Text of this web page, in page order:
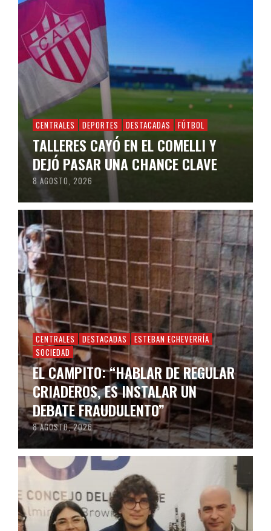
CENTRALES DEPORTES DESTACADAS FÚTBOL
TALLERES CAYÓ EN EL COMELLI Y
DEJÓ PASAR UNA CHANCE CLAVE
8 AGOSTO, 2026
CENTRALES DESTACADAS
ESTEBAN ECHEVERRÍA
SOCIEDAD
EL CAMPITO: “HABLAR DE REGULAR
CRIADEROS, ES INSTALAR UN
DEBATE FRAUDULENTO”
8 AGOSTO, 2026